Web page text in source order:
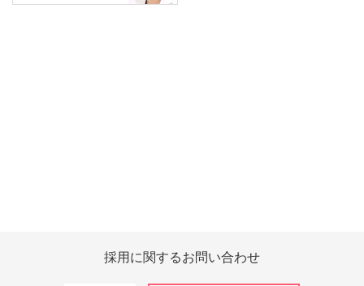
採用に関するお問い合わせ